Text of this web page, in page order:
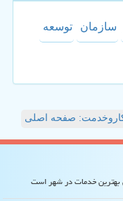
سازمان توسعه
صفحه اصلی
بهترین خدمات در شهر است